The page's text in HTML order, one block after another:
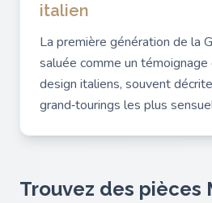
italien
La première génération de la
saluée comme un témoignage
design italiens, souvent
grand‑tourings les plus
Trouvez des pièces